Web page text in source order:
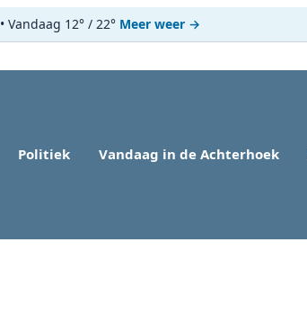
• Vandaag 12° / 22° Meer weer →
Politiek Vandaag in de Achterhoek